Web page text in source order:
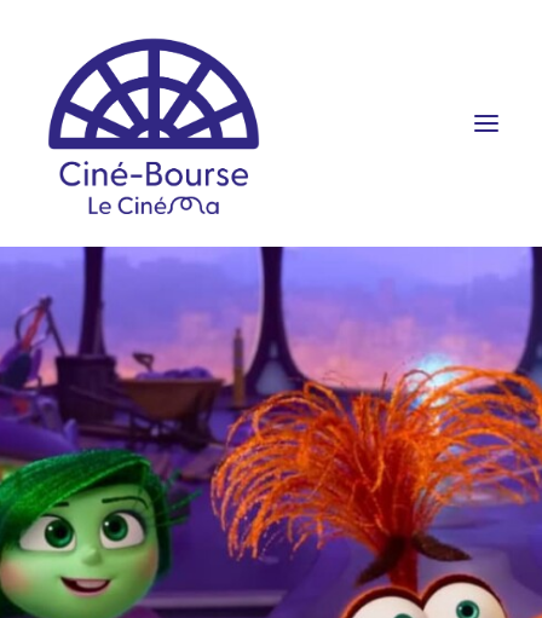
FILMS ET HORAIRES
ÉVÉNEMENTS
SCOLAIRES
PRATIQUE
RÉSERVATION
PROGRAMME